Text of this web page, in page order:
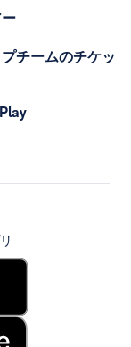
プチームのチケッ